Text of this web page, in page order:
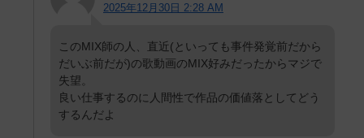
2025年12月30日 2:28 AM
このMIX師の人、直近(といっても事件発覚前だから
だいぶ前だが)の歌動画のMIX好みだったからマジで
失望。
良い仕事するのに人間性で作品の価値落としてどう
するんだよ